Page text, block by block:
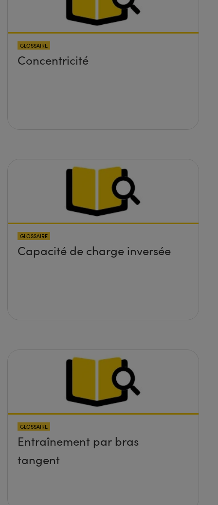
GLOSSAIRE
Concentricité
GLOSSAIRE
Capacité de charge inversée
GLOSSAIRE
Entraînement par bras
tangent